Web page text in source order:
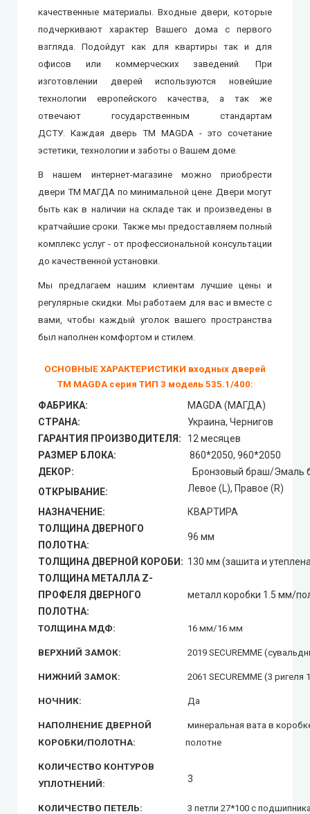
качественные материалы. Входные двери, которые
подчеркивают характер Вашего дома с первого
взгляда. Подойдут как для квартиры так и для
офисов или коммерческих заведений. При
изготовлении дверей используются новейшие
технологии европейского качества, а так же
отвечают государственным стандартам
ДCTУ. Каждая дверь ТМ MAGDA - это сочетание
эстетики, технологии и заботы о Вашем доме.
В нашем интернет-магазине можно приобрести
двери ТМ МАГДА по минимальной цене. Двери могут
быть как в наличии на складе так и произведены в
кратчайшие сроки. Также мы предоставляем полный
комплекс услуг - от профессиональной консультации
до качественной установки.
Мы предлагаем нашим клиентам лучшие цены и
регулярные скидки. Мы работаем для вас и вместе с
вами, чтобы каждый уголок вашего пространства
был наполнен комфортом и стилем.
ОСНОВНЫЕ ХАРАКТЕРИСТИКИ входных дверей
ТМ MAGDA серия ТИП 3 модель 535.1/400:
ФАБРИКА:
MAGDA (МАГДА)
СТРАНА:
Украина, Чернигов
ГАРАНТИЯ ПРОИЗВОДИТЕЛЯ:
12 месяцев
РАЗМЕР БЛОКА:
860*2050, 960*2050
ДЕКОР:
Бронзовый браш/Эмаль
ОТКРЫВАНИЕ:
Левое (L), Правое (R)
НАЗНАЧЕНИЕ:
КВАРТИРА
ТОЛЩИНА ДВЕРНОГО
ПОЛОТНА:
96 мм
ТОЛЩИНА ДВЕРНОЙ КОРОБИ: 130 мм (зашита и
ТОЛЩИНА МЕТАЛЛА Z-
ПРОФЕЛЯ ДВЕРНОГО
ПОЛОТНА:
металл коробки 1.5 мм/
ТОЛЩИНА МДФ: 16 мм/16 мм
ВЕРХНИЙ ЗАМОК: 2019 SECUREMME
НИЖНИЙ ЗАМОК: 2061 SECUREMME (3 ригеля
НОЧНИК: Да
НАПОЛНЕНИЕ ДВЕРНОЙ
КОРОБКИ/ПОЛОТНА:
минеральная вата в
полотне
КОЛИЧЕСТВО КОНТУРОВ
УПЛОТНЕНИЙ:
3
КОЛИЧЕСТВО ПЕТЕЛЬ: 3 петли 27*100 с